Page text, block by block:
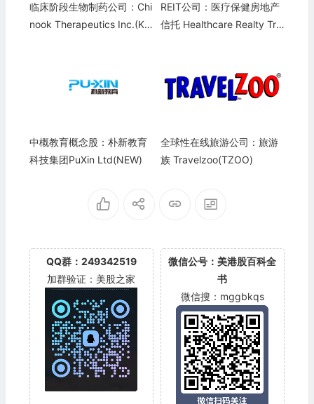
临床阶段生物制药公司：Chi
nook Therapeutics Inc.(KD
REIT公司：医疗保健房地产
信托 Healthcare Realty Tru
中概教育概念股：朴新教育
科技集团PuXin Ltd(NEW)
全球性在线旅游公司：旅游
族 Travelzoo(TZOO)
QQ群：249342519
加群验证：美股之家
微信公号：美港股百科全
书
微信搜：mggbkqs